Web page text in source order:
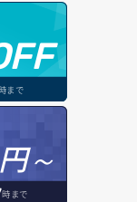
まで
円～
時まで